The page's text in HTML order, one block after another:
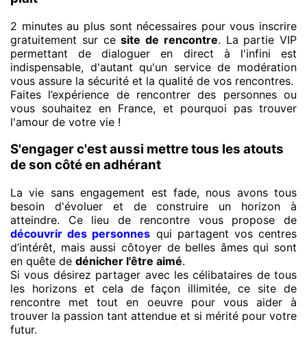
2 minutes au plus sont nécessaires pour vous inscrire
gratuitement sur cesite de rencontre. La partie VIP
permettant de dialoguer en direct à l'infini est
indispensable, d'autant qu'un service de modération
vous assure la sécurité et la qualité de vos rencontres.
Faites l’expérience de rencontrer des personnes ou
vous souhaitez en France, et pourquoi pas trouver
l'amour de votre vie !
S'engager c'est aussi mettre tous les atouts
de son côté en adhérant
La vie sans engagement est fade, nous avons tous
besoin d'évoluer et de construire un horizon à
atteindre. Ce lieu de rencontre vous propose de
découvrir des personnes qui partagent vos centres
d’intérêt, mais aussi côtoyer de belles âmes qui sont
en quête de dénicher l'être aimé.
Si vous désirez partager avec les célibataires de tous
les horizons et cela de façon illimitée, ce site de
rencontre met tout en oeuvre pour vous aider à
trouver la passion tant attendue et si mérité pour votre
futur.